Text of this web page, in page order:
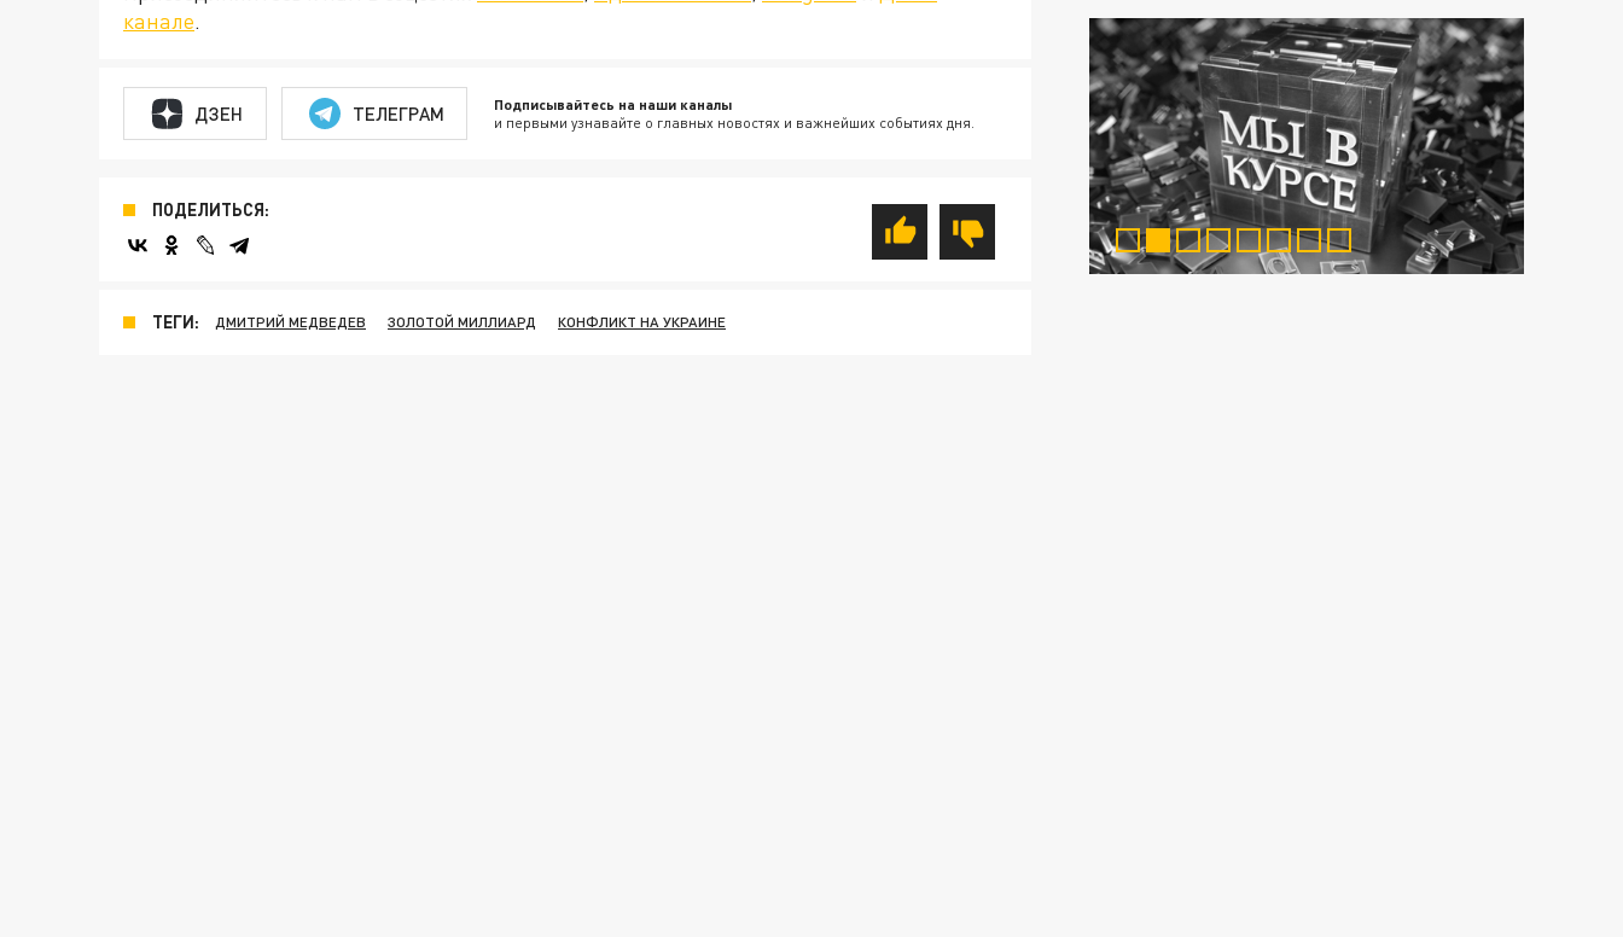
канале.
ДЗЕН ТЕЛЕГРАМ Подписывайтесь на наши каналы
и первыми узнавайте о главных новостях и важнейших событиях дня.
ПОДЕЛИТЬСЯ:
ТЕГИ: ДМИТРИЙ МЕДВЕДЕВ ЗОЛОТОЙ МИЛЛИАРД КОНФЛИКТ НА УКРАИНЕ